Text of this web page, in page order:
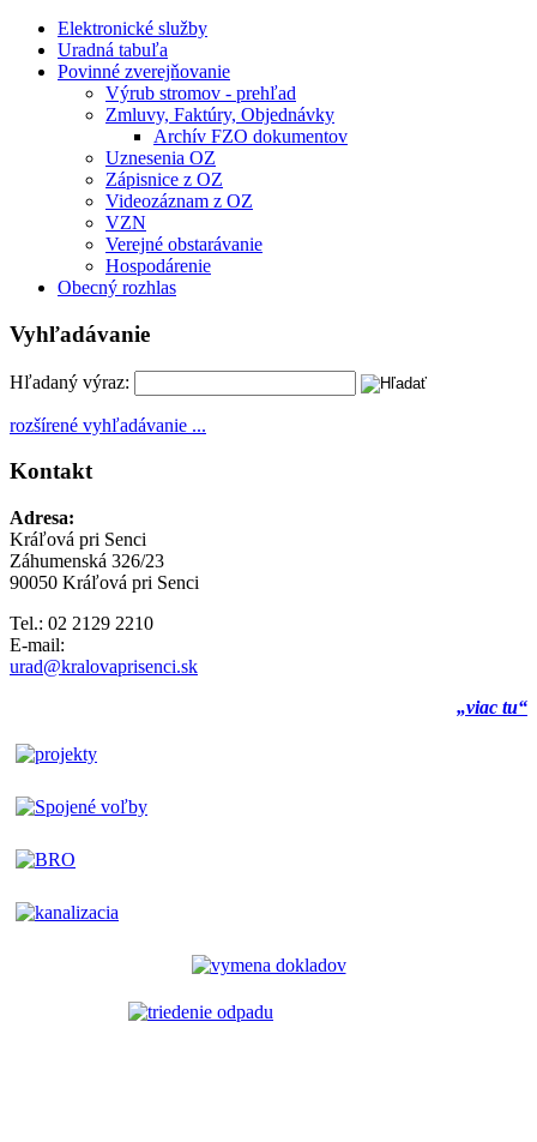
Elektronické služby
Uradná tabuľa
Povinné zverejňovanie
Výrub stromov - prehľad
Zmluvy, Faktúry, Objednávky
Archív FZO dokumentov
Uznesenia OZ
Zápisnice z OZ
Videozáznam z OZ
VZN
Verejné obstarávanie
Hospodárenie
Obecný rozhlas
Vyhľadávanie
Hľadaný výraz:
rozšírené vyhľadávanie ...
Kontakt
Adresa:
Kráľová pri Senci
Záhumenská 326/23
90050 Kráľová pri Senci
Tel.: 02 2129 2210
E-mail:
urad@kralovaprisenci.sk
„viac tu“